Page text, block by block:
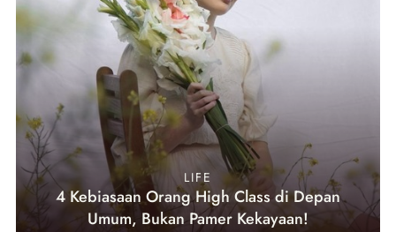
LIFE
4 Kebiasaan Orang High Class di Depan
Umum, Bukan Pamer Kekayaan!